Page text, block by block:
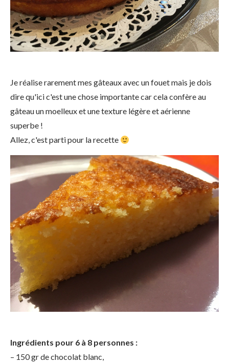
Je réalise rarement mes gâteaux avec un fouet mais je dois
dire qu'ici c'est une chose importante car cela confère au
gâteau un moelleux et une texture légère et aérienne
superbe !
Allez, c'est parti pour la recette
Ingrédients pour 6 à 8 personnes :
– 150 gr de chocolat blanc,